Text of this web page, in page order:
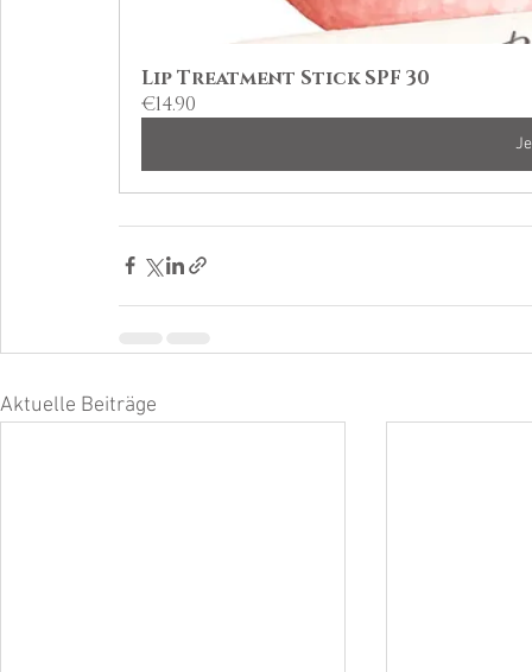
Lip Treatment Stick SPF 30
€14.90
Aktuelle Beiträge